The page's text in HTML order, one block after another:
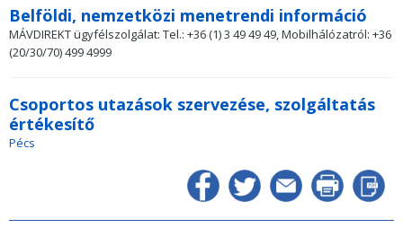
Belföldi, nemzetközi menetrendi információ
MÁVDIREKT ügyfélszolgálat: Tel.: +36 (1) 3 49 49 49, Mobilhálózatról: +36
(20/30/70) 499 4999
Csoportos utazások szervezése, szolgáltatás
értékesítő
Pécs